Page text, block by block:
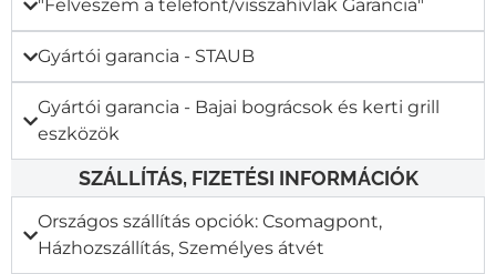
"Felveszem a telefont/visszahívlak Garancia"​
Gyártói garancia - STAUB
Gyártói garancia - Bajai bográcsok és kerti grill
eszközök
SZÁLLÍTÁS, FIZETÉSI INFORMÁCIÓK
Országos szállítás opciók: Csomagpont,
Házhozszállítás, Személyes átvét